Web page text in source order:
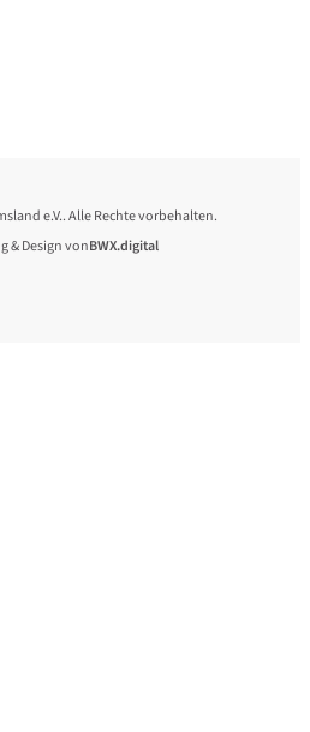
e.V.. Alle Rechte vorbehalten.
& Design vonBWX.digital